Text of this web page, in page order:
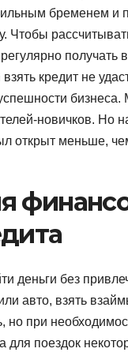
бременем и
Чтобы
получать
кредит не
новичков. Но
открыт меньше,
деньги без
авто, взять
но при
для поездок